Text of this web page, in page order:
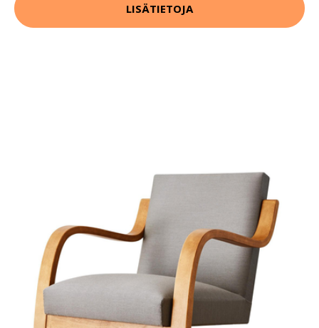
LISÄTIETOJA